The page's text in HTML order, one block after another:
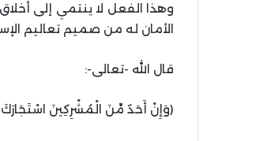
وهذا الفعل لا ينتمي إلى أخلاق
الأمان له من صميم تعاليم
قال الله -تعالى-:
(وَإِنْ أَحَدٌ مِّنَ الْمُشْرِكِينَ